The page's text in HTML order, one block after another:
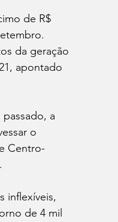
de R$
da geração
apontado
a
o
Centro-
inflexíveis,
de 4 mil